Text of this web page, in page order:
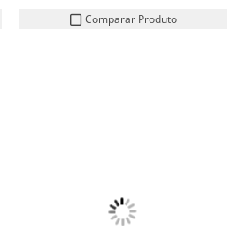
Comparar Produto